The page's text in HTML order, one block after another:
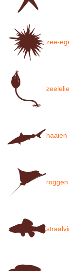
zee-
haaien
roggen